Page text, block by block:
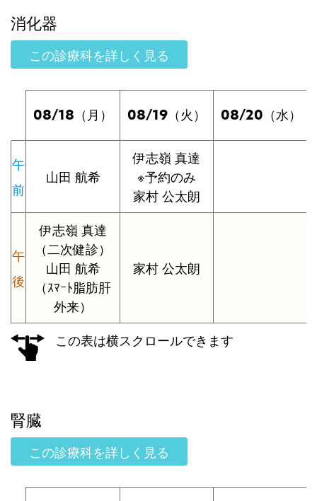
消化器
この診療科を詳しく見る
08/18 （月） 08/19 （火） 08/20 （水）
午
前
山田 航希
伊志嶺 真達
※予約のみ
家村 公太朗
午
後
伊志嶺 真達
（二次健診）
山田 航希
（ｽﾏｰﾄ脂肪肝
外来）
家村 公太朗
この表は横スクロールできます
腎臓
この診療科を詳しく見る